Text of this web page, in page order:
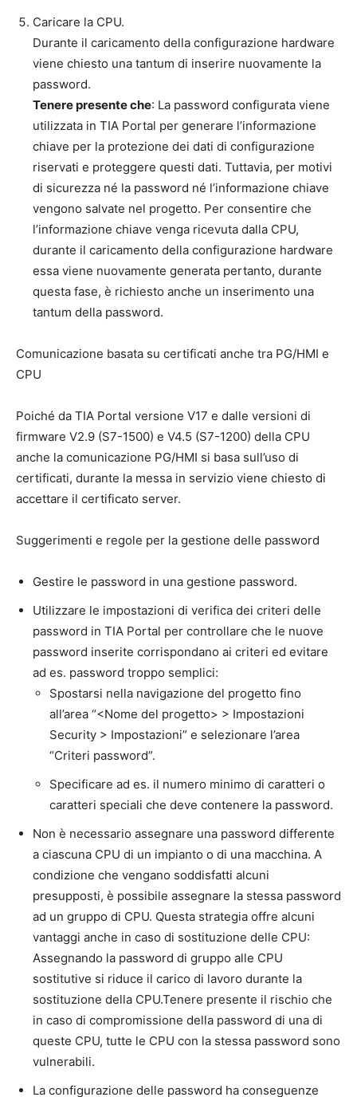
Caricare la CPU.
Durante il caricamento della configurazione hardware
viene chiesto una tantum di inserire nuovamente la
password.
Tenere presente che: La password configurata viene
utilizzata in TIA Portal per generare l’informazione
chiave per la protezione dei dati di configurazione
riservati e proteggere questi dati. Tuttavia, per motivi
di sicurezza né la password né l’informazione chiave
vengono salvate nel progetto. Per consentire che
l’informazione chiave venga ricevuta dalla CPU,
durante il caricamento della configurazione hardware
essa viene nuovamente generata pertanto, durante
questa fase, è richiesto anche un inserimento una
tantum della password.
Comunicazione basata su certificati anche tra PG/HMI e
CPU
Poiché da TIA Portal versione V17 e dalle versioni di
firmware V2.9 (S7-1500) e V4.5 (S7-1200) della CPU
anche la comunicazione PG/HMI si basa sull’uso di
certificati, durante la messa in servizio viene chiesto di
accettare il certificato server.
Suggerimenti e regole per la gestione delle password
Gestire le password in una gestione password.
Utilizzare le impostazioni di verifica dei criteri delle
password in TIA Portal per controllare che le nuove
password inserite corrispondano ai criteri ed evitare
ad es. password troppo semplici:
Spostarsi nella navigazione del progetto fino
all’area “<Nome del progetto> > Impostazioni
Security > Impostazioni” e selezionare l’area
“Criteri password”.
Specificare ad es. il numero minimo di caratteri o
caratteri speciali che deve contenere la password.
Non è necessario assegnare una password differente
a ciascuna CPU di un impianto o di una macchina. A
condizione che vengano soddisfatti alcuni
presupposti, è possibile assegnare la stessa password
ad un gruppo di CPU. Questa strategia offre alcuni
vantaggi anche in caso di sostituzione delle CPU:
Assegnando la password di gruppo alle CPU
sostitutive si riduce il carico di lavoro durante la
sostituzione della CPU.Tenere presente il rischio che
in caso di compromissione della password di una di
queste CPU, tutte le CPU con la stessa password sono
vulnerabili.
La configurazione delle password ha conseguenze